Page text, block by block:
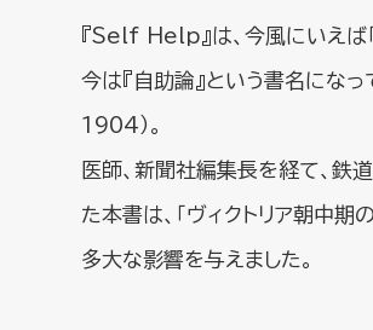
『Self Help』は、今風にいえば
今は『自助論』という書名になっ
1904）。
医師、新聞社編集長を経て、
た本書は、「ヴィクトリア朝中
多大な影響を与えました。